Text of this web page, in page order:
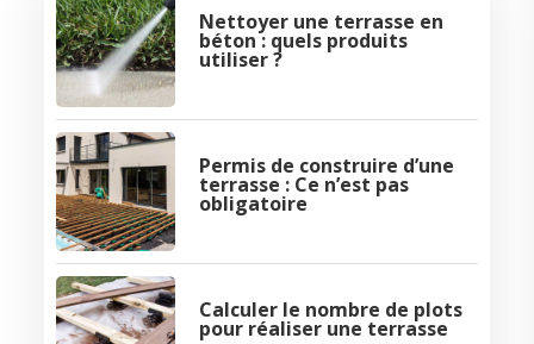
Nettoyer une terrasse en
béton : quels produits
utiliser ?
Permis de construire d’une
terrasse : Ce n’est pas
obligatoire
Calculer le nombre de plots
pour réaliser une terrasse